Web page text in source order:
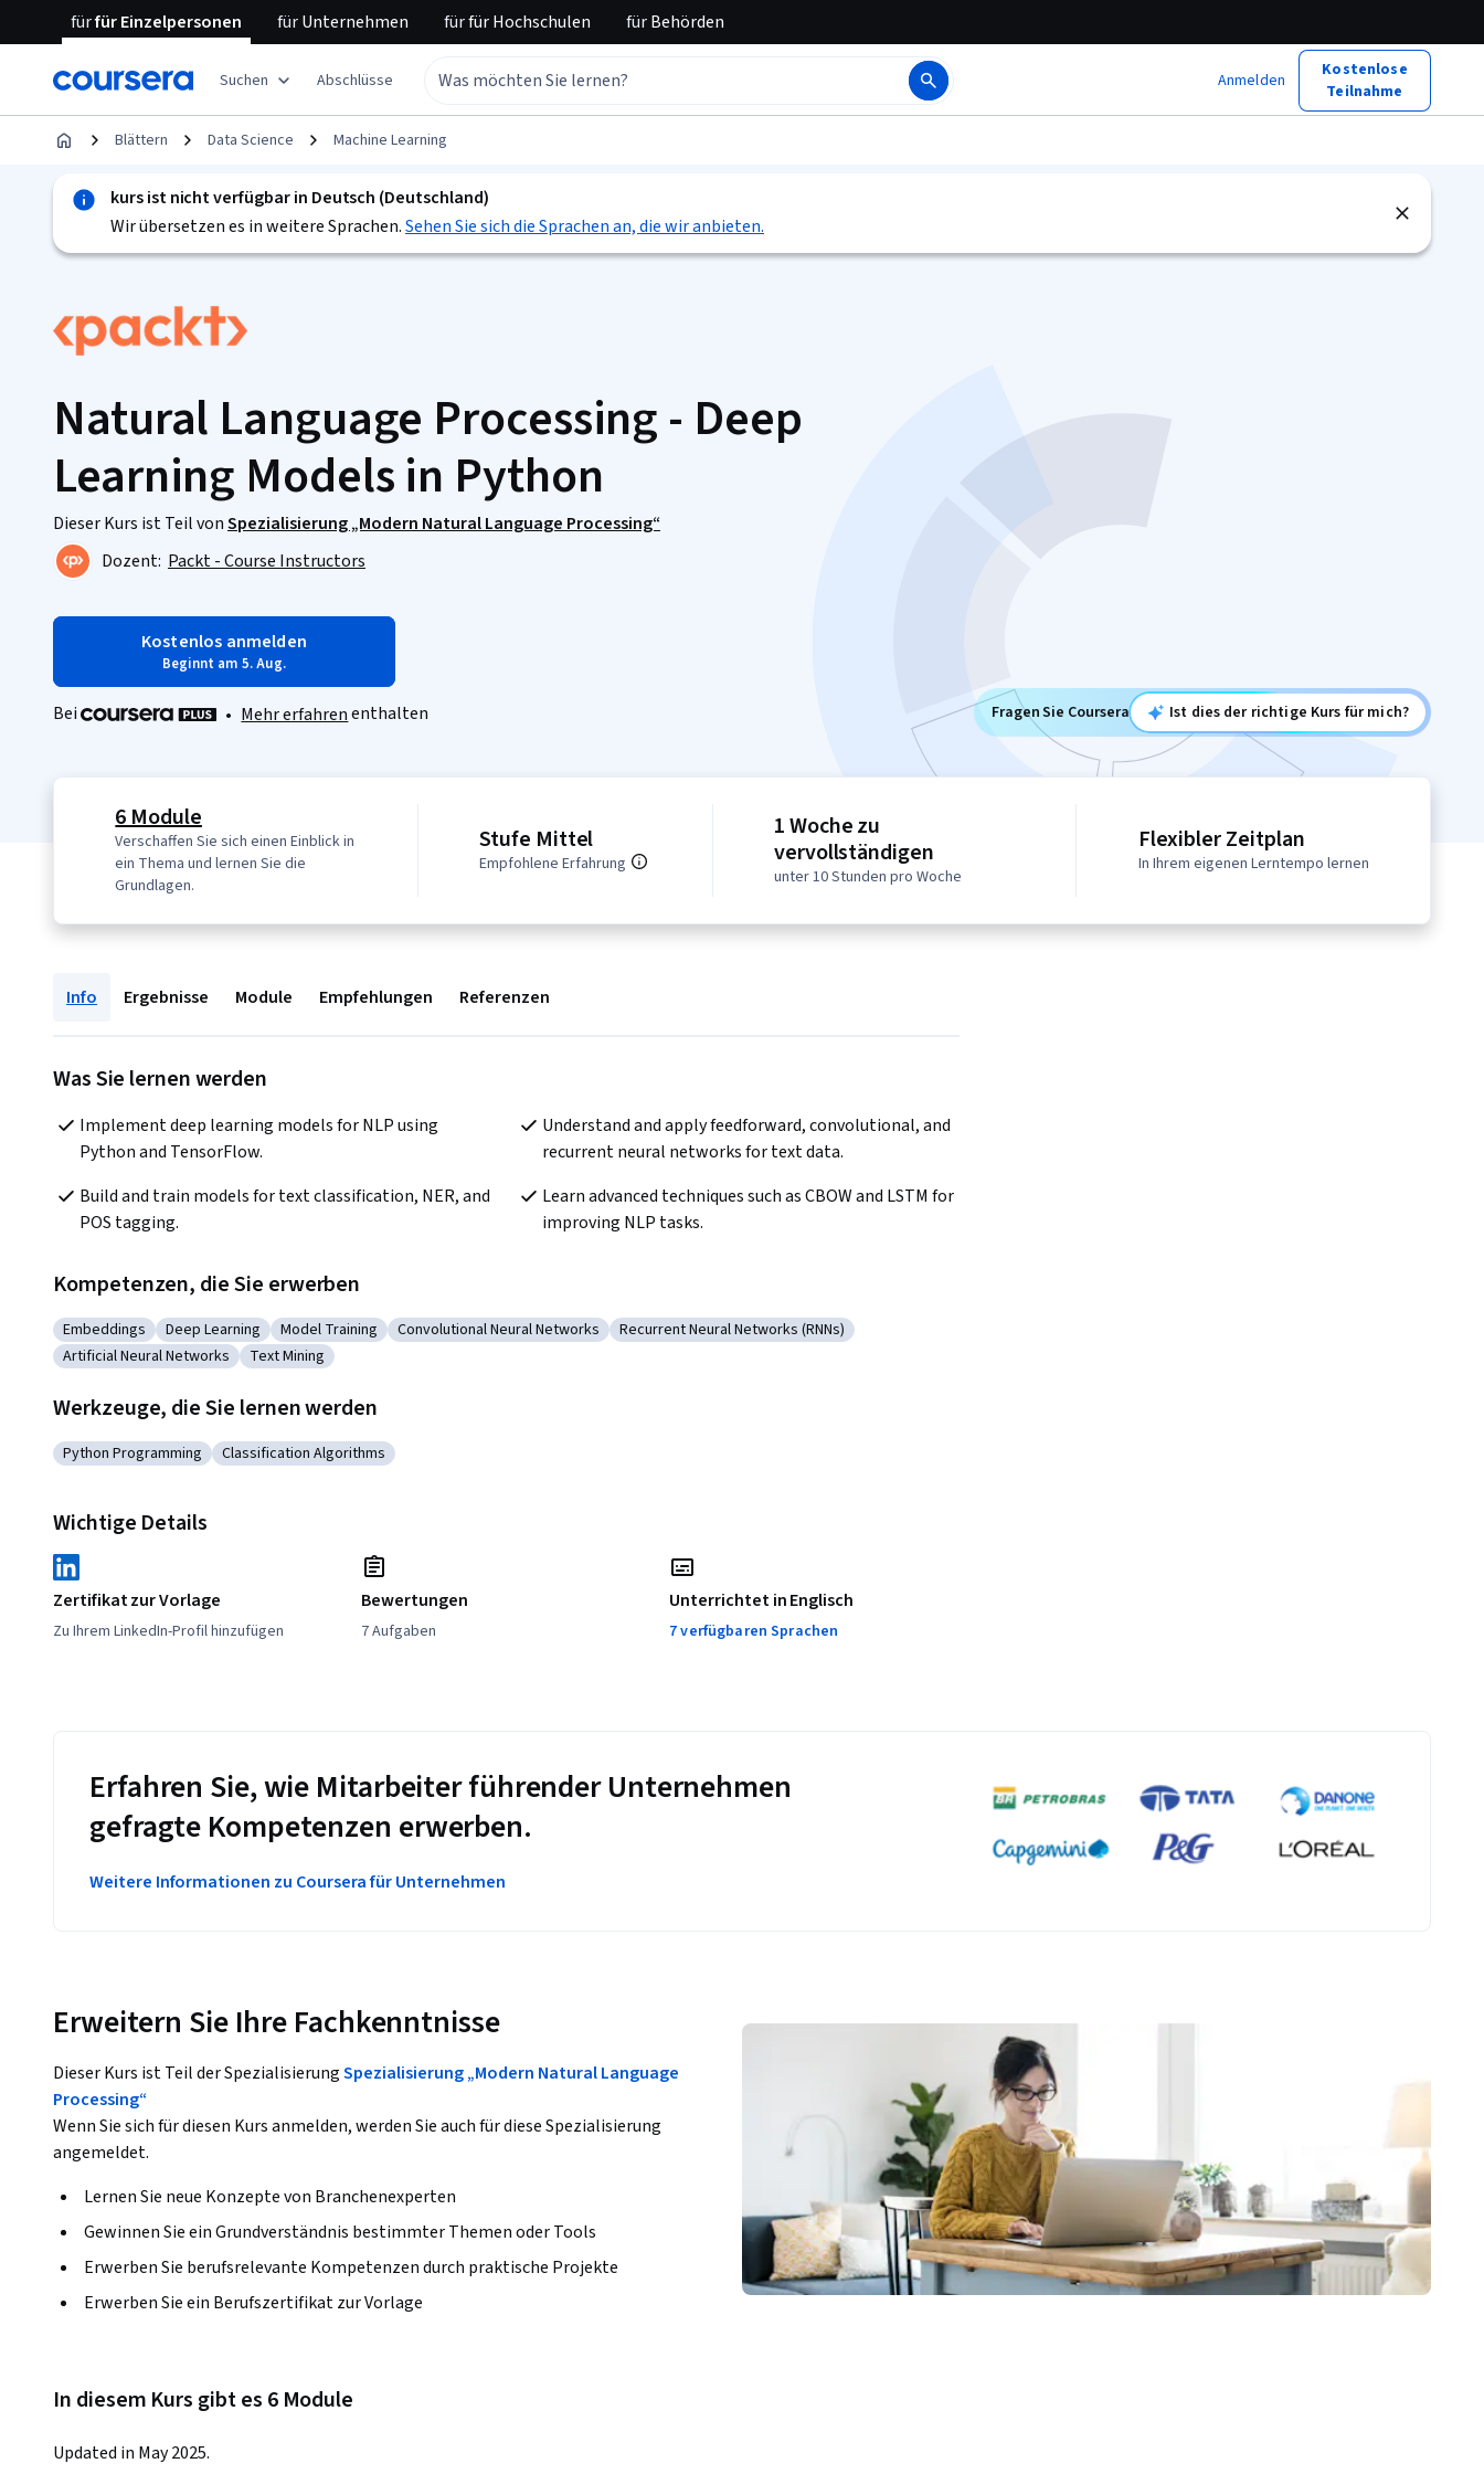
fürfür Einzelpersonen fürUnternehmen fürfür Hochschulen fürBehörden
Suchen Abschlüsse Anmelden
Kostenlose
Teilnahme
Blättern Data Science Machine Learning
kurs ist nicht verfügbar in Deutsch (Deutschland)
Wir übersetzen es in weitere Sprachen.Sehen Sie sich die Sprachen an, die wir anbieten.
Natural Language Processing - Deep
Learning Models in Python
Dieser Kurs ist Teil vonSpezialisierung „Modern Natural Language Processing“
Dozent: Packt - Course Instructors
Kostenlos anmelden
Beginnt am 5. Aug.
Bei • Mehr erfahrenenthalten Fragen Sie Coursera Ist dies der richtige Kurs für mich?
6 Module
Verschaffen Sie sich einen Einblick in
ein Thema und lernen Sie die
Grundlagen.
Stufe Mittel
Empfohlene Erfahrung
1 Woche zu
vervollständigen
unter 10 Stunden pro Woche
Flexibler Zeitplan
In Ihrem eigenen Lerntempo lernen
Info Ergebnisse Module Empfehlungen Referenzen
Was Sie lernen werden
Implement deep learning models for NLP using
Python and TensorFlow.
Understand and apply feedforward, convolutional, and
recurrent neural networks for text data.
Build and train models for text classification, NER, and
POS tagging.
Learn advanced techniques such as CBOW and LSTM for
improving NLP tasks.
Kompetenzen, die Sie erwerben
Kategorie: Embeddings
Embeddings Kategorie: Deep Learning
Deep Learning Kategorie: Model Training
Model Training Kategorie: Convolutional Neural Networks
Convolutional Neural Networks Kategorie: Recurrent Neural Networks (RNNs)
Recurrent Neural Networks (RNNs)
Kategorie: Artificial Neural Networks
Artificial Neural Networks Kategorie: Text Mining
Text Mining
Werkzeuge, die Sie lernen werden
Kategorie: Python Programming
Python Programming Kategorie: Classification Algorithms
Classification Algorithms
Wichtige Details
Zertifikat zur Vorlage
Zu Ihrem LinkedIn-Profil hinzufügen
Bewertungen
7 Aufgaben
Unterrichtet in Englisch
7 verfügbaren Sprachen
Erfahren Sie, wie Mitarbeiter führender Unternehmen
gefragte Kompetenzen erwerben.
Weitere Informationen zu Coursera für Unternehmen
Erweitern Sie Ihre Fachkenntnisse
Dieser Kurs ist Teil der SpezialisierungSpezialisierung „Modern Natural Language
Processing“
Wenn Sie sich für diesen Kurs anmelden, werden Sie auch für diese Spezialisierung
angemeldet.
Lernen Sie neue Konzepte von Branchenexperten
Gewinnen Sie ein Grundverständnis bestimmter Themen oder Tools
Erwerben Sie berufsrelevante Kompetenzen durch praktische Projekte
Erwerben Sie ein Berufszertifikat zur Vorlage
In diesem Kurs gibt es 6 Module
Updated in May 2025.